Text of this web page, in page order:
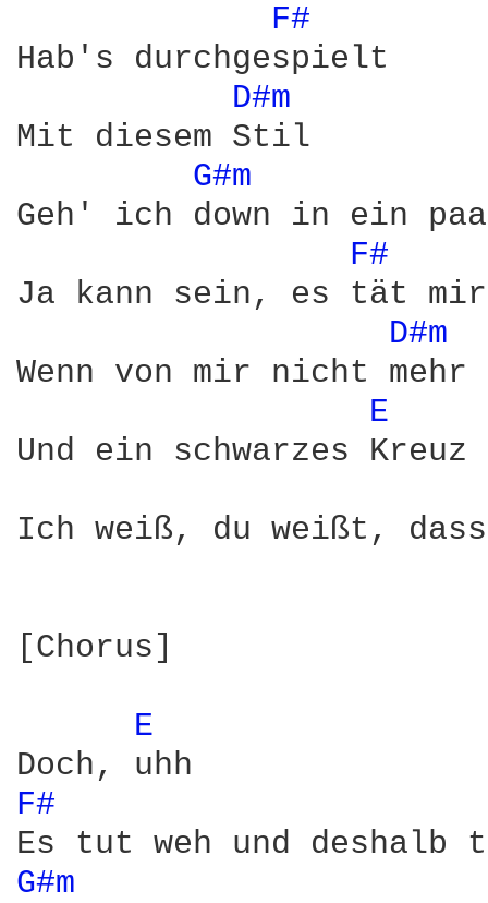
F#
Hab's durchgespielt
D#m
Mit diesem Stil
G#m
Geh' ich down in ein
F#
Ja kann sein, es tät
D#m
Wenn von mir nicht
E
Und ein schwarzes
Ich weiß, du weißt,
[Chorus]
E
F#
G#m